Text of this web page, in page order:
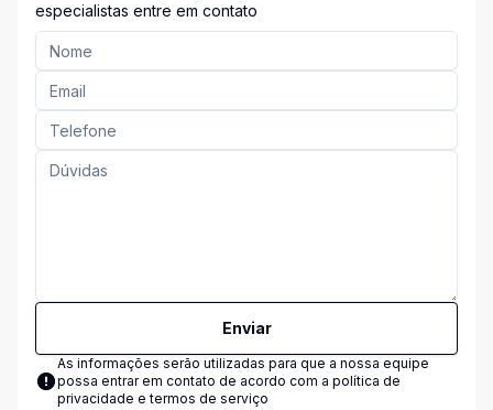
especialistas entre em contato
Enviar
As informações serão utilizadas para que a nossa equipe
possa entrar em contato de acordo com a política de
privacidade e termos de serviço